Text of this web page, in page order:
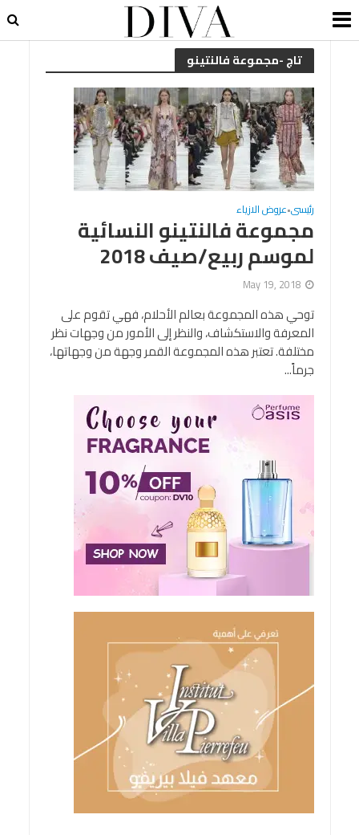
تاج -مجموعة فالنتينو
رئيسى•عروض الازياء
مجموعة فالنتينو النسائية
لموسم ربيع/صيف 2018
May 19, 2018
توحي هذه المجموعة بعالم الأحلام، فهي تقوم على
المعرفة والاستكشاف، والنظر إلى الأمور من وجهات نظر
مختلفة. تعتبر هذه المجموعة القمر وجهة من وجهاتها،
جرماً...